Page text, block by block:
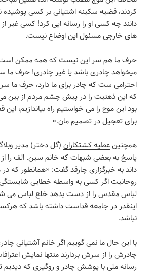
کردند، قضیه سکینه اشتیانی بر کسی
دانند چه کسی او را رسانه ایی کرد! کسی غیر
های خارجی مسئول این اوضاع نیست.
حرف ما هم سر این نیست که همه ممکن است
میخواهد چادری باشد یا غیر چادری! حرف ما
احترامی ست که چادر برای ما دارد، حرف ما
که این ذهنیت را در پیش چشم مردم از بین
بود این موج را می خواستیم راه بیاندازیم،
برای تعجیل در تصمیم مان.»
همچنینعطیه کشتکاران (گل دختر) مدیر
پاسخ به بعضی شبهات که خانم سین. الف را از
داند به خبرگزاری چارقد گفت: «همانطور که
روحانیت اگر کسی به واسطه خطایی
لباس مقدس را از دست بدهد خلع لباس می
اینقدر در جامعه قداست داشته باشد که
نباشد.
با این حال ما نمی گوییم اگر خانم آشتیانی
چادرش را از سرش بردارند منتها نمایش
رسانه ملی با پوشش چادر و روگیری که دیدیم